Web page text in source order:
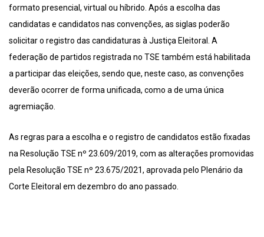
formato presencial, virtual ou híbrido. Após a escolha das
candidatas e candidatos nas convenções, as siglas poderão
solicitar o registro das candidaturas à Justiça Eleitoral. A
federação de partidos registrada no TSE também está habilitada
a participar das eleições, sendo que, neste caso, as convenções
deverão ocorrer de forma unificada, como a de uma única
agremiação.
As regras para a escolha e o registro de candidatos estão fixadas
na Resolução TSE nº 23.609/2019, com as alterações promovidas
pela Resolução TSE nº 23.675/2021, aprovada pelo Plenário da
Corte Eleitoral em dezembro do ano passado.